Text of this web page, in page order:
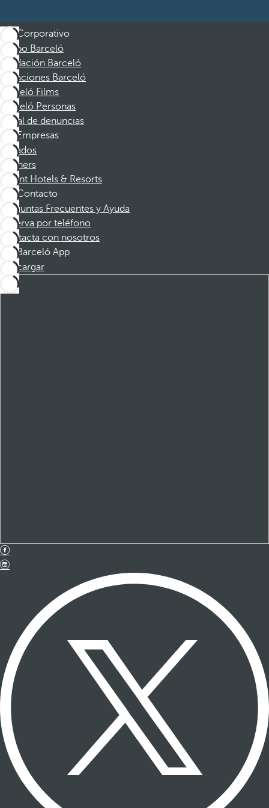
Corporativo
Grupo Barceló
Fundación Barceló
Vacaciones Barceló
Barceló Films
Barceló Personas
Canal de denuncias
Empresas
Afiliados
Partners
Dorint Hotels & Resorts
Contacto
Preguntas Frecuentes y Ayuda
Reserva por teléfono
Contacta con nosotros
Barceló App
Descargar